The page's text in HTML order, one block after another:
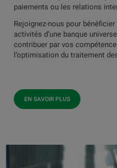
paiements ou les relations
Rejoignez-nous pour
activités d’une banque
contribuer par vos
l’optimisation du traitement
EN SAVOIR PLUS